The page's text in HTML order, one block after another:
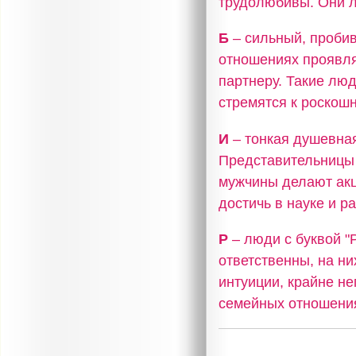
Б – сильный,
отношениях
партнеру. Такие
стремятся к
И – тонкая
мужчины делают
достичь в науке и
Р – люди с буквой
ответственны, на
интуиции, крайне
семейных